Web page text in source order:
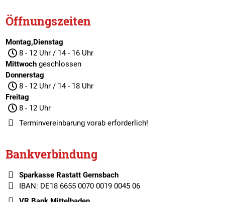
Öffnungszeiten
Montag,Dienstag
8 - 12 Uhr / 14 - 16 Uhr
Mittwochgeschlossen
Donnerstag
8 - 12 Uhr / 14 - 18 Uhr
Freitag
8 - 12 Uhr
Terminvereinbarungvorab erforderlich!
Bankverbindung
Sparkasse Rastatt Gernsbach
IBAN: DE18 6655 0070 0019 0045 06